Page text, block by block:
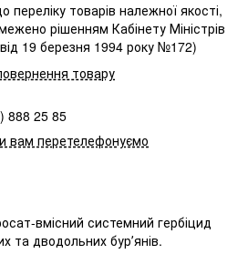
переліку товарів належної якості,
рішенням Кабінету Міністрів
19 березня 1994 року №172)
товару
888 25 85
вам перетелефонуємо
вмісний системний гербіцид
та дводольних бурʼянів.